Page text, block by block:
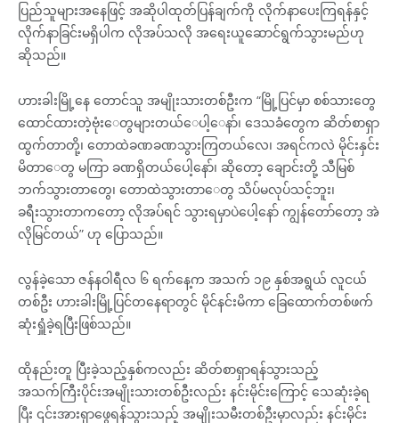
ပြည်သူများအနေဖြင့် အဆိုပါထုတ်ပြန်ချက်ကို လိုက်နာပေးကြရန်နှင့်
လိုက်နာခြင်းမရှိပါက လိုအပ်သလို အရေးယူဆောင်ရွက်သွားမည်ဟု
ဆိုသည်။
ဟားခါးမြို့နေ တောင်သူ အမျိုးသားတစ်ဦးက “မြို့ပြင်မှာ စစ်သားတွေ
ထောင်ထားတဲ့ဗုံး‌ေတွများတယ်‌ေပါ့‌ေနာ်၊ ဒေသခံတွေက ဆိတ်စာရှာ
ထွက်တာတို့၊ တောထဲခဏခဏသွားကြတယ်လေ၊ အရင်ကလဲ မိုင်းနှင်း
မိတာ‌ေတွ မကြာ ခဏရှိတယ်ပေါ့နော်၊ ဆိုတော့ ချောင်းတို့ သီမြစ်
ဘက်သွားတာတွေ၊ တောထဲသွားတာ‌ေတွ သိပ်မလုပ်သင့်ဘူး၊
ခရီးသွားတာကတော့ လိုအပ်ရင် သွားရမှာပဲပေါ့နော် ကျွန်တော်တော့ အဲ
လိုမြင်တယ်” ဟု ပြောသည်။
လွန်ခဲ့သော ဇန်နဝါရီလ ၆ ရက်နေ့က အသက် ၁၉ နှစ်အရွယ် လူငယ်
တစ်ဦး ဟားခါးမြို့ပြင်တနေရာတွင် မိုင်နင်းမိကာ ခြေထောက်တစ်ဖက်
ဆုံးရှူံခဲ့ရပြီးဖြစ်သည်။
ထိုနည်းတူ ပြီးခဲ့သည့်နှစ်ကလည်း ဆိတ်စာရှာရန်သွားသည့်
အသက်ကြီးပိုင်းအမျိုးသားတစ်ဦးလည်း နင်းမိုင်းကြောင့် သေဆုံးခဲ့ရ
ပြီး ၎င်းအားရှာဖွေရန်သွားသည့် အမျိုးသမီးတစ်ဦးမှာလည်း နင်းမိုင်း